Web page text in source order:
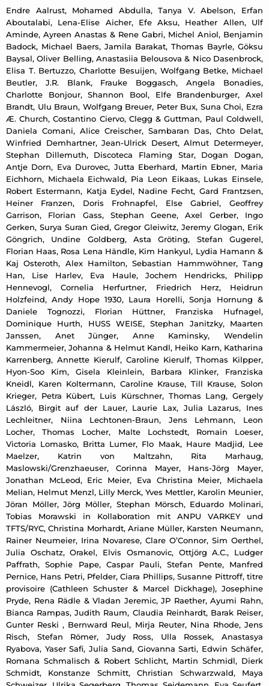
Endre Aalrust, Mohamed Abdulla, Tanya V. Abelson, Erfan
Aboutalabi, Lena-Elise Aicher, Efe Aksu, Heather Allen, Ulf
Aminde, Ayreen Anastas & Rene Gabri, Michel Aniol, Benjamin
Badock, Michael Baers, Jamila Barakat, Thomas Bayrle, Göksu
Baysal, Oliver Belling, Anastasiia Belousova & Nico Dasenbrock,
Elisa T. Bertuzzo, Charlotte Besuijen, Wolfgang Betke, Michael
Beutler, J.R. Blank, Frauke Boggasch, Angela Bonadies,
Charlotte Bonjour, Shannon Bool, Elfe Brandenburger, Axel
Brandt, Ulu Braun, Wolfgang Breuer, Peter Bux, Suna Choi, Ezra
Æ. Church, Costantino Ciervo, Clegg & Guttman, Paul Coldwell,
Daniela Comani, Alice Creischer, Sambaran Das, Chto Delat,
Winfried Demhartner, Jean-Ulrick Desert, Almut Determeyer,
Stephan Dillemuth, Discoteca Flaming Star, Dogan Dogan,
Antje Dorn, Eva Durovec, Jutta Eberhard, Martin Ebner, Maria
Eichhorn, Michaela Eichwald, Pia Leon Eikaas, Lukas Einsele,
Robert Estermann, Katja Eydel, Nadine Fecht, Gard Frantzsen,
Heiner Franzen, Doris Frohnapfel, Else Gabriel, Geoffrey
Garrison, Florian Gass, Stephan Geene, Axel Gerber, Ingo
Gerken, Surya Suran Gied, Gregor Gleiwitz, Jeremy Glogan, Erik
Göngrich, Undine Goldberg, Asta Gröting, Stefan Gugerel,
Florian Haas, Rosa Lena Händle, Kim Hankyul, Lydia Hamann &
Kaj Osteroth, Alex Hamilton, Sebastian Hammwöhner, Tang
Han, Lise Harlev, Eva Haule, Jochem Hendricks, Philipp
Hennevogl, Cornelia Herfurtner, Friedrich Herz, Heidrun
Holzfeind, Andy Hope 1930, Laura Horelli, Sonja Hornung &
Daniele Tognozzi, Florian Hüttner, Franziska Hufnagel,
Dominique Hurth, HUSS WEISE, Stephan Janitzky, Maarten
Janssen, Anet Jünger, Anne Kaminsky, Wendelin
Kammermeier, Johanna & Helmut Kandl, Heiko Karn, Katharina
Karrenberg, Annette Kierulf, Caroline Kierulf, Thomas Kilpper,
Hyon-Soo Kim, Gisela Kleinlein, Barbara Klinker, Franziska
Kneidl, Karen Koltermann, Caroline Krause, Till Krause, Solon
Krieger, Petra Kübert, Luis Kürschner, Thomas Lang, Gergely
László, Birgit auf der Lauer, Laurie Lax, Julia Lazarus, Ines
Lechleitner, Niina Lechtonen-Braun, Jens Lehmann, Leon
Locher, Thomas Locher, Malte Lochstedt, Romain Loeser,
Victoria Lomasko, Britta Lumer, Flo Maak, Haure Madjid, Lee
Maelzer, Katrin von Maltzahn, Rita Marhaug,
Maslowski/Grenzhaeuser, Corinna Mayer, Hans-Jörg Mayer,
Jonathan McLeod, Eric Meier, Eva Christina Meier, Michaela
Melian, Helmut Menzl, Lilly Merck, Yves Mettler, Karolin Meunier,
Jöran Möller, Jörg Möller, Stephan Mörsch, Eduardo Molinari,
Tobias Morawski in Kollaboration mit ANPU VARKEY und
TFTS/RYC, Christina Morhardt, Ariane Müller, Karsten Neumann,
Rainer Neumeier, Irina Novarese, Clare O’Connor, Sim Oerthel,
Julia Oschatz, Orakel, Elvis Osmanovic, Ottjörg A.C., Ludger
Paffrath, Sophie Pape, Caspar Pauli, Stefan Pente, Manfred
Pernice, Hans Petri, Pfelder, Ciara Phillips, Susanne Pittroff, titre
provisoire (Cathleen Schuster & Marcel Dickhage), Josephine
Pryde, Rena Rädle & Vladan Jeremic, JP Raether, Ayumi Rahn,
Bianca Rampas, Judith Raum, Claudia Reinhardt, Barak Reiser,
Gunter Reski , Bernward Reul, Mirja Reuter, Nina Rhode, Jens
Risch, Stefan Römer, Judy Ross, Ulla Rossek, Anastasya
Ryabova, Yaser Safi, Julia Sand, Giovanna Sarti, Edwin Schäfer,
Romana Schmalisch & Robert Schlicht, Martin Schmidl, Dierk
Schmidt, Konstanze Schmitt, Christian Schwarzwald, Maya